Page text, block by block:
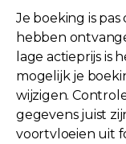
Je boeking is
hebben
lage actieprijs is
mogelijk je
wijzigen.
gegevens juist
voortvloeien uit